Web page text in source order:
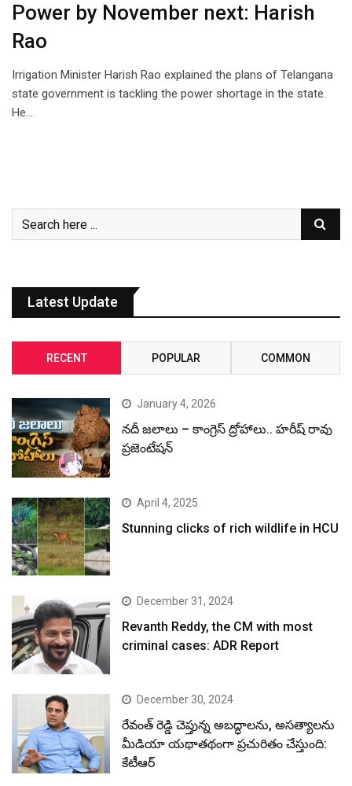
Power by November next: Harish
Rao
Irrigation Minister Harish Rao explained the plans of Telangana
state government is tackling the power shortage in the state.
He…
Latest Update
RECENT POPULAR COMMON
January 4, 2026
నదీ జలాలు – కాంగ్రెస్ ద్రోహాలు.. హరీష్ రావు
ప్రజెంటేషన్
April 4, 2025
Stunning clicks of rich wildlife in HCU
December 31, 2024
Revanth Reddy, the CM with most
criminal cases: ADR Report
December 30, 2024
రేవంత్ రెడ్డి చెప్తున్న అబద్ధాలను, అసత్యాలను
మీడియా యథాతథంగా ప్రచురితం చేస్తుంది:
కేటీఆర్